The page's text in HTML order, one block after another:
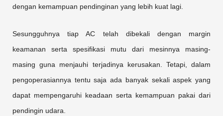
dengan kemampuan pendinginan yang lebih kuat lagi.
Sesungguhnya tiap AC telah dibekali dengan margin
keamanan serta spesifikasi mutu dari mesinnya masing-
masing guna menjauhi terjadinya kerusakan. Tetapi, dalam
pengoperasiannya tentu saja ada banyak sekali aspek yang
dapat mempengaruhi keadaan serta kemampuan pakai dari
pendingin udara.